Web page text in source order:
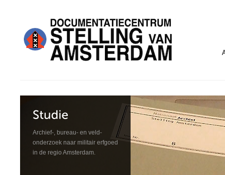
Archief-, bureau- en veld­
onderzoek naar militair erfgoed
in de regio Amsterdam.